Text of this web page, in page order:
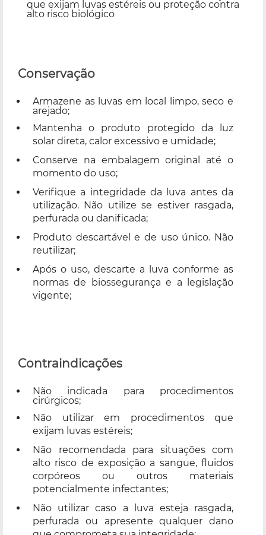
que exijam luvas estéreis ou proteção contra
alto risco biológico
Conservação
Armazene as luvas em local limpo, seco e
arejado;
Mantenha o produto protegido da luz
solar direta, calor excessivo e umidade;
Conserve na embalagem original até o
momento do uso;
Verifique a integridade da luva antes da
utilização. Não utilize se estiver rasgada,
perfurada ou danificada;
Produto descartável e de uso único. Não
reutilizar;
Após o uso, descarte a luva conforme as
normas de biossegurança e a legislação
vigente;
Contraindicações
Não indicada para procedimentos
cirúrgicos;
Não utilizar em procedimentos que
exijam luvas estéreis;
Não recomendada para situações com
alto risco de exposição a sangue, fluidos
corpóreos ou outros materiais
potencialmente infectantes;
Não utilizar caso a luva esteja rasgada,
perfurada ou apresente qualquer dano